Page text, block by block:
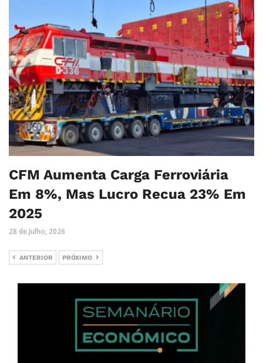
CFM Aumenta Carga Ferroviária
Em 8%, Mas Lucro Recua 23% Em
2025
28 de Julho, 2026
ANTERIOR PRÓXIMO